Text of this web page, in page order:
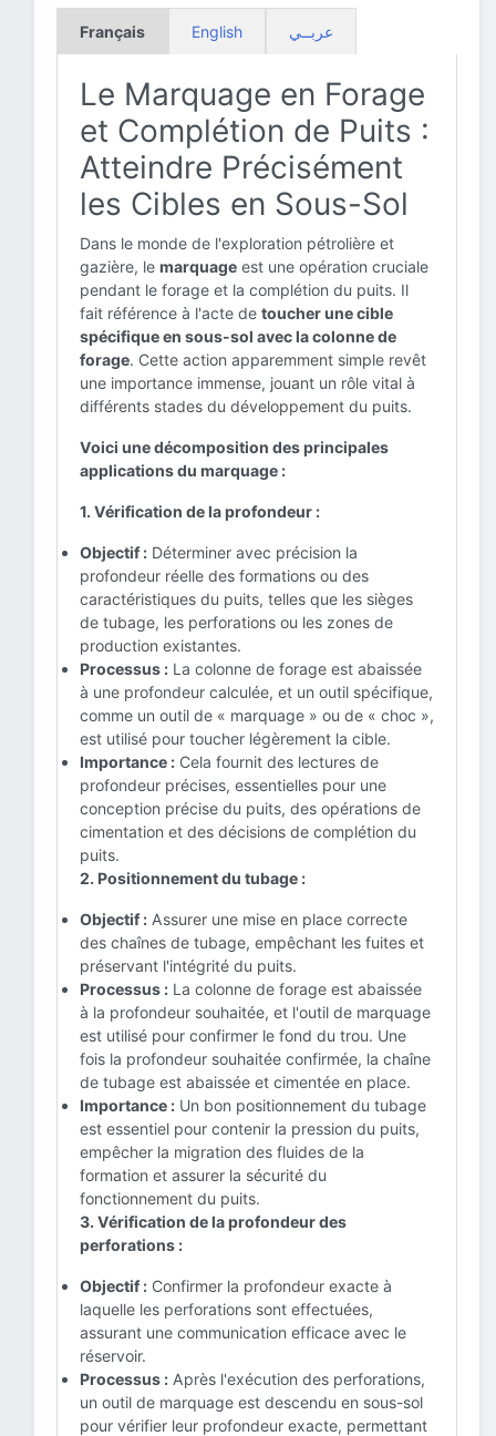
Français English عربــي
Le Marquage en Forage
et Complétion de Puits :
Atteindre Précisément
les Cibles en Sous-Sol
Dans le monde de l'exploration pétrolière et
gazière, le marquage est une opération cruciale
pendant le forage et la complétion du puits. Il
fait référence à l'acte de toucher une cible
spécifique en sous-sol avec la colonne de
forage. Cette action apparemment simple revêt
une importance immense, jouant un rôle vital à
différents stades du développement du puits.
Voici une décomposition des principales
applications du marquage :
1. Vérification de la profondeur :
Objectif : Déterminer avec précision la
profondeur réelle des formations ou des
caractéristiques du puits, telles que les sièges
de tubage, les perforations ou les zones de
production existantes.
Processus : La colonne de forage est abaissée
à une profondeur calculée, et un outil spécifique,
comme un outil de « marquage » ou de « choc »,
est utilisé pour toucher légèrement la cible.
Importance : Cela fournit des lectures de
profondeur précises, essentielles pour une
conception précise du puits, des opérations de
cimentation et des décisions de complétion du
puits.
2. Positionnement du tubage :
Objectif : Assurer une mise en place correcte
des chaînes de tubage, empêchant les fuites et
préservant l'intégrité du puits.
Processus : La colonne de forage est abaissée
à la profondeur souhaitée, et l'outil de marquage
est utilisé pour confirmer le fond du trou. Une
fois la profondeur souhaitée confirmée, la chaîne
de tubage est abaissée et cimentée en place.
Importance : Un bon positionnement du tubage
est essentiel pour contenir la pression du puits,
empêcher la migration des fluides de la
formation et assurer la sécurité du
fonctionnement du puits.
3. Vérification de la profondeur des
perforations :
Objectif : Confirmer la profondeur exacte à
laquelle les perforations sont effectuées,
assurant une communication efficace avec le
réservoir.
Processus : Après l'exécution des perforations,
un outil de marquage est descendu en sous-sol
pour vérifier leur profondeur exacte, permettant